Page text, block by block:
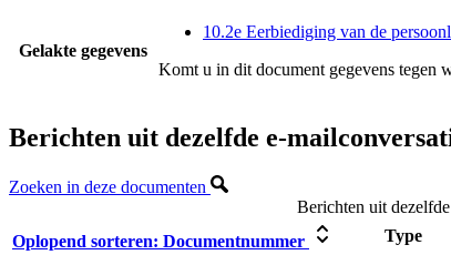
Gelakte gegevens
10.2e Eerbiediging van de
Komt u in dit document gegevens tegen
Berichten uit dezelfde e-
Zoeken in deze documenten
Berichten uit
Oplopend sorteren: Documentnummer Type